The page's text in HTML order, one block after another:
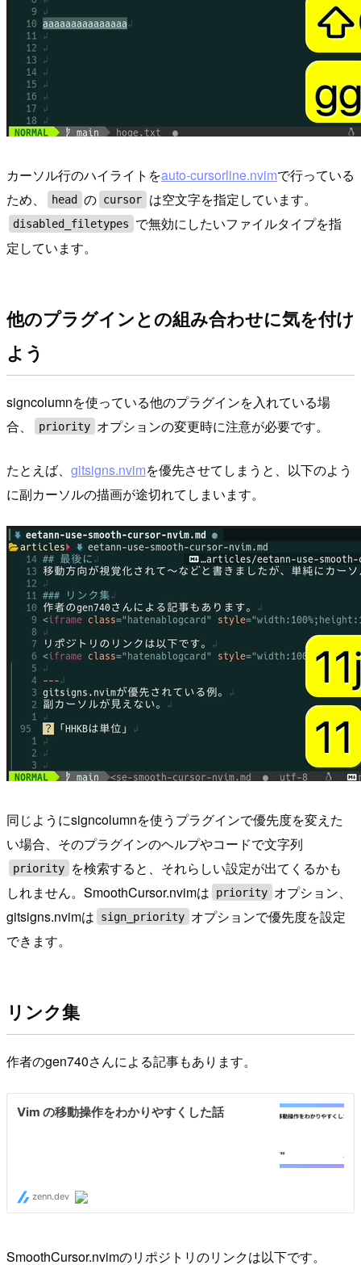
カーソル行のハイライトをauto-cursorline.nvimで行っている
ため、
head の cursor は空文字を指定しています。
disabled_filetypes
で無効にしたいファイルタイプを指
定しています。
他のプラグインとの組み合わせに気を付け
よう
signcolumnを使っている他のプラグインを入れている場
合、
priority オプションの変更時に注意が必要です。
たとえば、 gitsigns.nvimを優先させてしまうと、以下のよう
に副カーソルの描画が途切れてしまいます。
同じようにsigncolumnを使うプラグインで優先度を変えた
い場合、そのプラグインのヘルプやコードで文字列
priority
を検索すると、それらしい設定が出てくるかも
しれません。SmoothCursor.nvimは
priority オプション、
gitsigns.nvimは
sign_priority オプションで優先度を設定
できます。
リンク集
作者のgen740さんによる記事もあります。
SmoothCursor.nvimのリポジトリのリンクは以下です。